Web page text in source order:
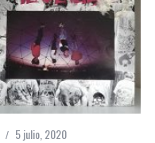
5 julio, 2020